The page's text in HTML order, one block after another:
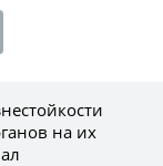
на их